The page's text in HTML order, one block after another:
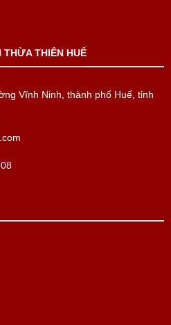
THỪA THIÊN HUẾ
Vĩnh Ninh, thành phố Huế, tỉnh